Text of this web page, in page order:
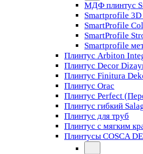
МДФ плинтус
Smartprofile
SmartProfile
SmartProfile
Smartprofile
Плинтус Arbiton
Плинтус Decor
Плинтус Finitura
Плинтус Orac
Плинтус Perfect
Плинтус гибкий
Плинтус для труб
Плинтус с мягким
Плинтусы COSCA